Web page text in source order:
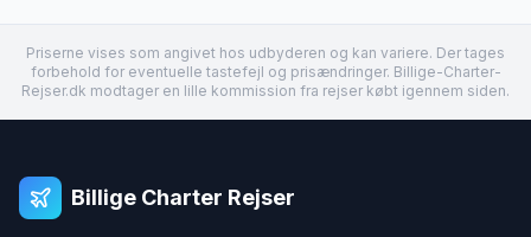
Priserne vises som angivet hos udbyderen og kan variere. Der tages
forbehold for eventuelle tastefejl og prisændringer. Billige-Charter-
Rejser.dk modtager en lille kommission fra rejser købt igennem siden.
Billige Charter Rejser